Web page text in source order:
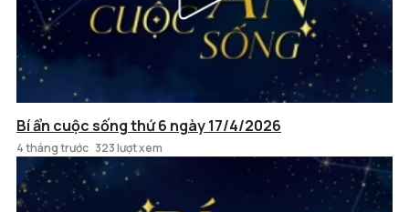
Bí ẩn cuộc sống thứ 6 ngày 17/4/2026
4 tháng trước 323 lượt xem